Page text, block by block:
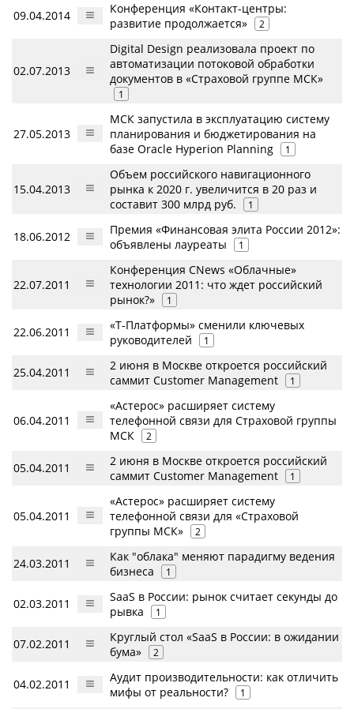
09.04.2014
Конференция «Контакт-центры:
развитие продолжается»
2
02.07.2013
Digital Design реализовала проект по
автоматизации потоковой обработки
документов в «Страховой группе МСК»
1
27.05.2013
МСК запустила в эксплуатацию систему
планирования и бюджетирования на
базе Oracle Hyperion Planning
1
15.04.2013
Объем российского навигационного
рынка к 2020 г. увеличится в 20 раз и
составит 300 млрд руб.
1
18.06.2012
Премия «Финансовая элита России 2012»:
объявлены лауреаты
1
22.07.2011
Конференция CNews «Облачные»
технологии 2011: что ждет российский
рынок?»
1
22.06.2011
«Т-Платформы» сменили ключевых
руководителей
1
25.04.2011
2 июня в Москве откроется российский
саммит Customer Management
1
06.04.2011
«Астерос» расширяет систему
телефонной связи для Страховой группы
МСК
2
05.04.2011
2 июня в Москве откроется российский
саммит Customer Management
1
05.04.2011
«Астерос» расширяет систему
телефонной связи для «Страховой
группы МСК»
2
24.03.2011
Как "облака" меняют парадигму ведения
бизнеса
1
02.03.2011
SaaS в России: рынок считает секунды до
рывка
1
07.02.2011
Круглый стол «SaaS в России: в ожидании
бума»
2
04.02.2011
Аудит производительности: как отличить
мифы от реальности?
1